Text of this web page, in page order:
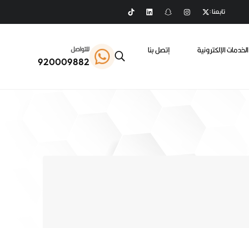
تابعنا :
الخدمات الإلكترونية
إتصل بنا
للتواصل
920009882